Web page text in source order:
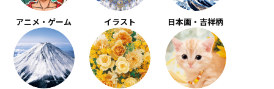
アニメ・ゲーム イラスト 日本画・吉祥柄